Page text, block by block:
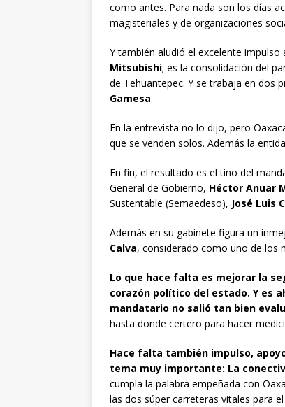
como antes. Para nada son los días
magisteriales y de organizaciones
Y también aludió el excelente impulso
Mitsubishi; es la consolidación del
de Tehuantepec. Y se trabaja en dos
Gamesa.
En la entrevista no lo dijo, pero
que se venden solos. Además la
En fin, el resultado es el tino del
General de Gobierno, Héctor Anuar
Sustentable (Semaedeso), José Luis
Además en su gabinete figura un
Calva, considerado como uno de los
Lo que hace falta es mejorar la
corazón político del estado. Y es
mandatario no salió tan bien
hasta donde certero para hacer
Hace falta también impulso,
tema muy importante: La
cumpla la palabra empeñada con
las dos súper carreteras vitales para